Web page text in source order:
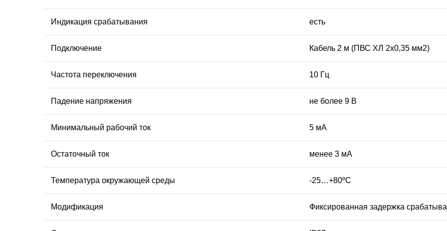
Индикация срабатывания есть
Подключение Кабель 2 м (ПВС ХЛ 2х0,35 мм2)
Частота переключения 10 Гц
Падение напряжения не более 9 В
Минимальный рабочий ток 5 мА
Остаточный ток менее 3 мА
Температура окружающей среды -25…+80ºС
Модификация Фиксированная задержка